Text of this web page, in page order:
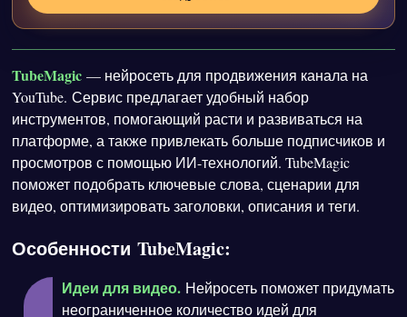
TubeMagic — нейросеть для продвижения канала на
YouTube. Сервис предлагает удобный набор
инструментов, помогающий расти и развиваться на
платформе, а также привлекать больше подписчиков и
просмотров с помощью ИИ-технологий. TubeMagic
поможет подобрать ключевые слова, сценарии для
видео, оптимизировать заголовки, описания и теги.
Особенности TubeMagic:
Идеи для видео. Нейросеть поможет придумать
неограниченное количество идей для